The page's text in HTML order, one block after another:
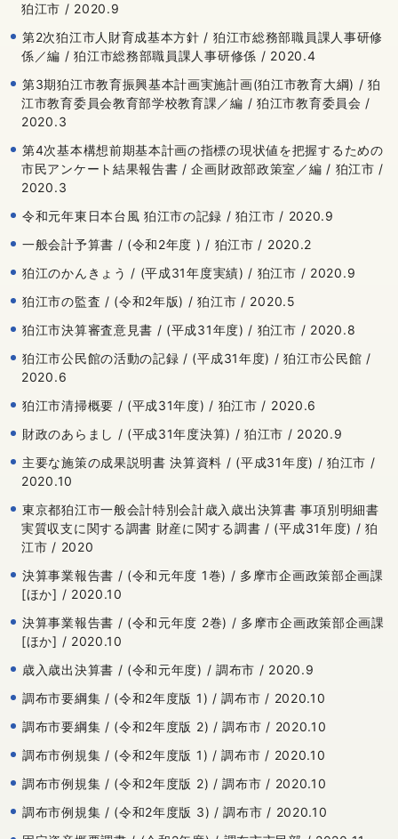
狛江市 / 2020.9
第2次狛江市人財育成基本方針 / 狛江市総務部職員課人事研修
係／編 / 狛江市総務部職員課人事研修係 / 2020.4
第3期狛江市教育振興基本計画実施計画(狛江市教育大綱) / 狛
江市教育委員会教育部学校教育課／編 / 狛江市教育委員会 /
2020.3
第4次基本構想前期基本計画の指標の現状値を把握するための
市民アンケート結果報告書 / 企画財政部政策室／編 / 狛江市 /
2020.3
令和元年東日本台風 狛江市の記録 / 狛江市 / 2020.9
一般会計予算書 / (令和2年度 ) / 狛江市 / 2020.2
狛江のかんきょう / (平成31年度実績) / 狛江市 / 2020.9
狛江市の監査 / (令和2年版) / 狛江市 / 2020.5
狛江市決算審査意見書 / (平成31年度) / 狛江市 / 2020.8
狛江市公民館の活動の記録 / (平成31年度) / 狛江市公民館 /
2020.6
狛江市清掃概要 / (平成31年度) / 狛江市 / 2020.6
財政のあらまし / (平成31年度決算) / 狛江市 / 2020.9
主要な施策の成果説明書 決算資料 / (平成31年度) / 狛江市 /
2020.10
東京都狛江市一般会計特別会計歳入歳出決算書 事項別明細書
実質収支に関する調書 財産に関する調書 / (平成31年度) / 狛
江市 / 2020
決算事業報告書 / (令和元年度 1巻) / 多摩市企画政策部企画課
[ほか] / 2020.10
決算事業報告書 / (令和元年度 2巻) / 多摩市企画政策部企画課
[ほか] / 2020.10
歳入歳出決算書 / (令和元年度) / 調布市 / 2020.9
調布市要綱集 / (令和2年度版 1) / 調布市 / 2020.10
調布市要綱集 / (令和2年度版 2) / 調布市 / 2020.10
調布市例規集 / (令和2年度版 1) / 調布市 / 2020.10
調布市例規集 / (令和2年度版 2) / 調布市 / 2020.10
調布市例規集 / (令和2年度版 3) / 調布市 / 2020.10